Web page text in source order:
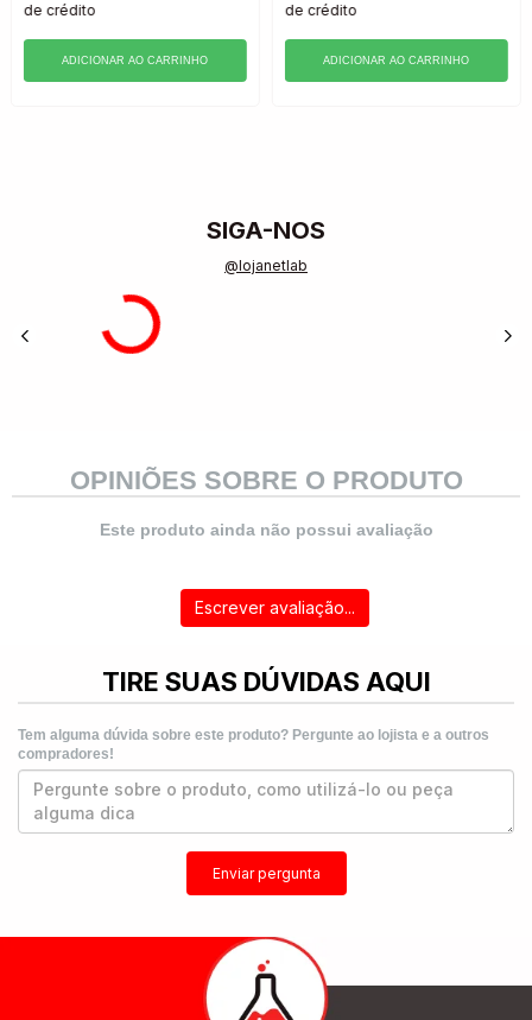
de crédito
ADICIONAR AO CARRINHO
de crédito
ADICIONAR AO CARRINHO
SIGA-NOS
@lojanetlab
OPINIÕES SOBRE O PRODUTO
Este produto ainda não possui avaliação
Escrever avaliação...
TIRE SUAS DÚVIDAS AQUI
Tem alguma dúvida sobre este produto? Pergunte ao lojista e a outros
compradores!
Enviar pergunta